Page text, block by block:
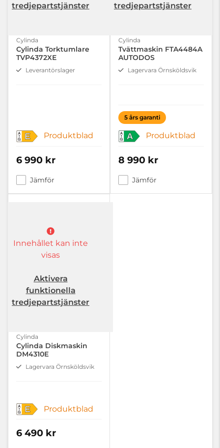
tredjepartstjänster
Cylinda
Cylinda Torktumlare
TVP4372XE
Leverantörslager
E Produktblad
6 990 kr
Jämför
tredjepartstjänster
Cylinda
Tvättmaskin FTA4484A
AUTODOS
Lagervara Örnsköldsvik
5 års garanti
A Produktblad
8 990 kr
Jämför
Innehållet kan inte
visas
Aktivera
funktionella
tredjepartstjänster
Cylinda
Cylinda Diskmaskin
DM4310E
Lagervara Örnsköldsvik
E Produktblad
6 490 kr